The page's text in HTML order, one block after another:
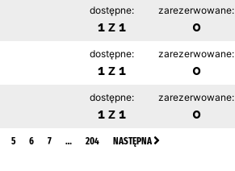
dostępne:
1 z 1
zarezerwowane:
0
dostępne:
1 z 1
zarezerwowane:
0
dostępne:
1 z 1
zarezerwowane:
0
5 6 7 … 204 NASTĘPNA